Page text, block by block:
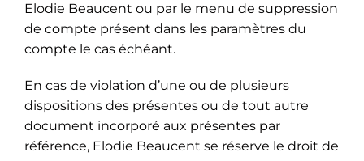
Elodie Beaucent ou par le menu de suppression
de compte présent dans les paramètres du
compte le cas échéant.
En cas de violation d’une ou de plusieurs
dispositions des présentes ou de tout autre
document incorporé aux présentes par
référence, Elodie Beaucent se réserve le droit de